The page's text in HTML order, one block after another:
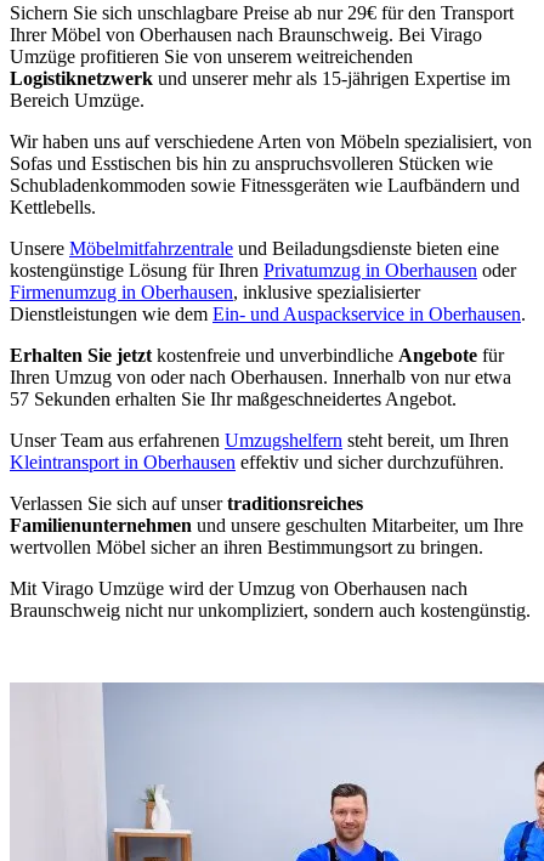
Sichern Sie sich unschlagbare Preise ab nur 29€ für den Transport
Ihrer Möbel von Oberhausen nach Braunschweig. Bei Virago
Umzüge profitieren Sie von unserem weitreichenden
Logistiknetzwerk und unserer mehr als 15-jährigen Expertise im
Bereich Umzüge.
Wir haben uns auf verschiedene Arten von Möbeln spezialisiert, von
Sofas und Esstischen bis hin zu anspruchsvolleren Stücken wie
Schubladenkommoden sowie Fitnessgeräten wie Laufbändern und
Kettlebells.
Unsere Möbelmitfahrzentrale und Beiladungsdienste bieten eine
kostengünstige Lösung für Ihren Privatumzug in Oberhausen oder
Firmenumzug in Oberhausen, inklusive spezialisierter
Dienstleistungen wie dem Ein- und Auspackservice in Oberhausen.
Erhalten Sie jetzt kostenfreie und unverbindliche Angebote für
Ihren Umzug von oder nach Oberhausen. Innerhalb von nur etwa
57 Sekunden erhalten Sie Ihr maßgeschneidertes Angebot.
Unser Team aus erfahrenen Umzugshelfern steht bereit, um Ihren
Kleintransport in Oberhausen effektiv und sicher durchzuführen.
Verlassen Sie sich auf unsertraditionsreiches
Familienunternehmen und unsere geschulten Mitarbeiter, um Ihre
wertvollen Möbel sicher an ihren Bestimmungsort zu bringen.
Mit Virago Umzüge wird der Umzug von Oberhausen nach
Braunschweig nicht nur unkompliziert, sondern auch kostengünstig.